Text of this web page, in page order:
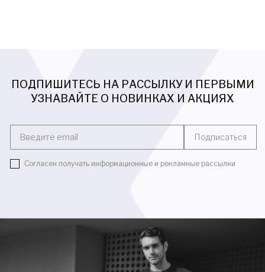
ПОДПИШИТЕСЬ НА РАССЫЛКУ И ПЕРВЫМИ
УЗНАВАЙТЕ О НОВИНКАХ И АКЦИЯХ
Введите email Подписаться
Согласен получать информационные и рекламные рассылки